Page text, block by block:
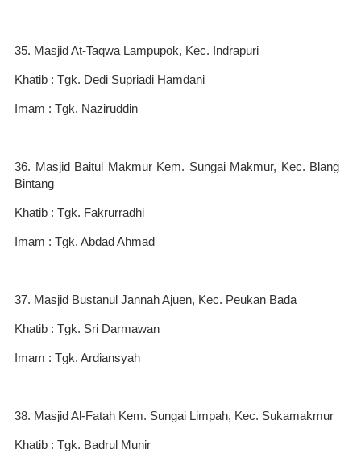
35. Masjid At-Taqwa Lampupok, Kec. Indrapuri
Khatib : Tgk. Dedi Supriadi Hamdani
Imam : Tgk. Naziruddin
36. Masjid Baitul Makmur Kem. Sungai Makmur, Kec. Blang
Bintang
Khatib : Tgk. Fakrurradhi
Imam : Tgk. Abdad Ahmad
37. Masjid Bustanul Jannah Ajuen, Kec. Peukan Bada
Khatib : Tgk. Sri Darmawan
Imam : Tgk. Ardiansyah
38. Masjid Al-Fatah Kem. Sungai Limpah, Kec. Sukamakmur
Khatib : Tgk. Badrul Munir